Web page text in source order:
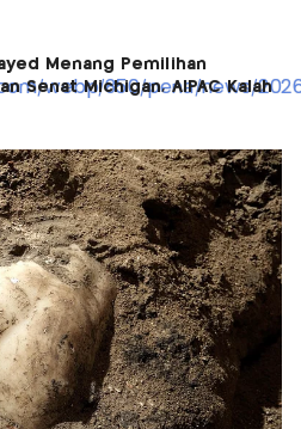
Menang Pemilihan
Senat Michigan, AIPAC Kalah